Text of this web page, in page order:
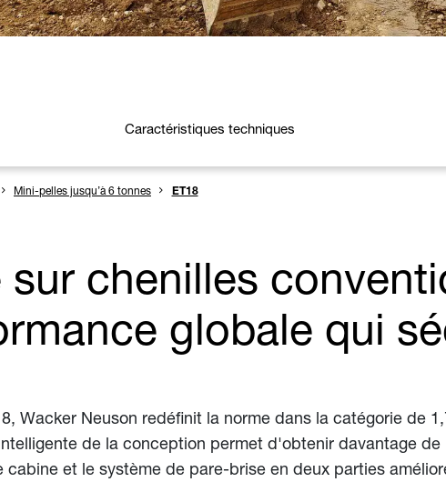
Caractéristiques techniques
Mini-pelles jusqu’à 6 tonnes ET18
sur chenilles
globale qui
Wacker Neuson redéfinit la norme dans la catégorie de
de la conception permet d'obtenir davantage
cabine et le système de pare-brise en deux parties